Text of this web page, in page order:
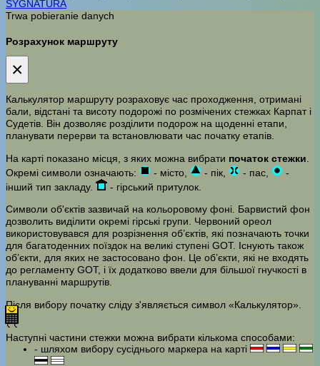
Trwa pobieranie danych
Розрахунок маршруту
×
Калькулятор маршруту розраховує час проходження, отримані
бали, відстані та висоту подорожі по розмічених стежках Карпат і
Судетів. Він дозволяє розділити подорож на щоденні етапи,
планувати перерви та встановлювати час початку етапів.
На карті показано місця, з яких можна вибрати початок стежки
Окремі символи означають:
- місто, - пік, - пас,
-
інший тип закладу.
- гірський притулок.
Символи об'єктів зазвичай на кольоровому фоні. Барвистий фон
дозволить виділити окремі гірські групи. Червоний ореол
використовувався для розрізнення об’єктів, які позначають точки
для багатоденних поїздок на великі ступені GOT. Існують також
об’єкти, для яких не застосовано фон. Це об’єкти, які не входять
до регламенту GOT, і їх додатково ввели для більшої гнучкості в
плануванні маршрутів.
Після вибору початку сліду з'являється символ «Калькулятор».
Наступні частини стежки можна вибрати кількома способами:
- шляхом вибору сусіднього маркера на карті